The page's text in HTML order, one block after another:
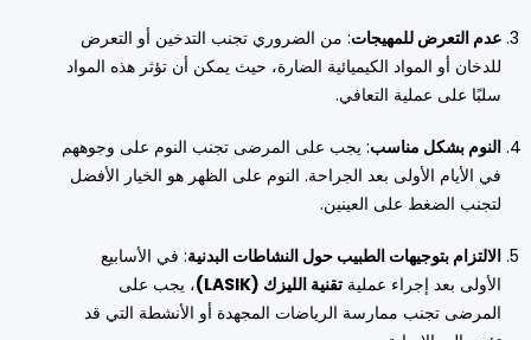
عدم التعرض للمهيجات: من الضروري تجنب التدخين أو التعرض
للدخان أو المواد الكيميائية الضارة، حيث يمكن أن تؤثر هذه المواد
سلبًا على عملية التعافي.
النوم بشكل مناسب: يجب على المرضى تجنب النوم على وجوههم
في الأيام الأولى بعد الجراحة. النوم على الظهر هو الخيار الأفضل
لتجنب الضغط على العينين.
الالتزام بتوجيهات الطبيب حول النشاطات البدنية: في الأسابيع
الأولى بعد إجراء عملية تقنية الليزك (LASIK)
، يجب على
المرضى تجنب ممارسة الرياضات المجهدة أو الأنشطة التي قد